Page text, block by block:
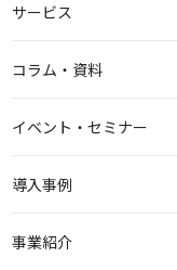
サービス
コラム・資料
イベント・セミナー
導入事例
事業紹介